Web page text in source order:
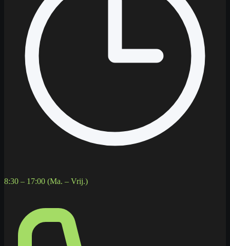
8:30 – 17:00 (Ma. – Vrij.)